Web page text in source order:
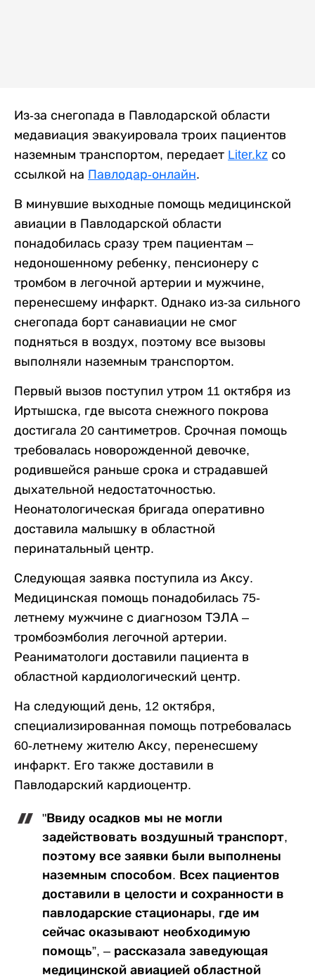
Из-за снегопада в Павлодарской области
медавиация эвакуировала троих пациентов
наземным транспортом, передает Liter.kz со
ссылкой на Павлодар-онлайн.
В минувшие выходные помощь медицинской
авиации в Павлодарской области
понадобилась сразу трем пациентам –
недоношенному ребенку, пенсионеру с
тромбом в легочной артерии и мужчине,
перенесшему инфаркт. Однако из-за сильного
снегопада борт санавиации не смог
подняться в воздух, поэтому все вызовы
выполняли наземным транспортом.
Первый вызов поступил утром 11 октября из
Иртышска, где высота снежного покрова
достигала 20 сантиметров. Срочная помощь
требовалась новорожденной девочке,
родившейся раньше срока и страдавшей
дыхательной недостаточностью.
Неонатологическая бригада оперативно
доставила малышку в областной
перинатальный центр.
Следующая заявка поступила из Аксу.
Медицинская помощь понадобилась 75-
летнему мужчине с диагнозом ТЭЛА –
тромбоэмболия легочной артерии.
Реаниматологи доставили пациента в
областной кардиологический центр.
На следующий день, 12 октября,
специализированная помощь потребовалась
60-летнему жителю Аксу, перенесшему
инфаркт. Его также доставили в
Павлодарский кардиоцентр.
"Ввиду осадков мы не могли
задействовать воздушный транспорт,
поэтому все заявки были выполнены
наземным способом. Всех пациентов
доставили в целости и сохранности в
павлодарские стационары, где им
сейчас оказывают необходимую
помощь”, – рассказала заведующая
медицинской авиацией областной